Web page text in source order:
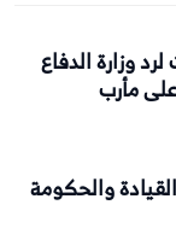
وزارة الدفاع
مأرب
والحكومة